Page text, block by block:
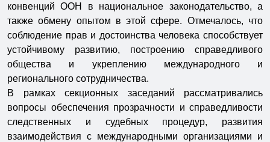
конвенций ООН в национальное законодательство, а
также обмену опытом в этой сфере. Отмечалось, что
соблюдение прав и достоинства человека способствует
устойчивому развитию, построению справедливого
общества и укреплению международного и
регионального сотрудничества.
В рамках секционных заседаний рассматривались
вопросы обеспечения прозрачности и справедливости
следственных и судебных процедур, развития
взаимодействия с международными организациями и